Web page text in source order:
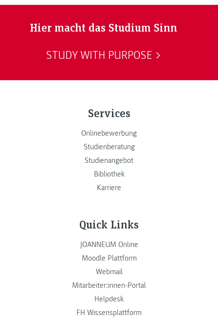
Hier macht das Studium Sinn
STUDY WITH PURPOSE
Services
Onlinebewerbung
Studienberatung
Studienangebot
Bibliothek
Karriere
Quick Links
JOANNEUM Online
Moodle Plattform
Webmail
Mitarbeiter:innen-Portal
Helpdesk
FH Wissensplattform